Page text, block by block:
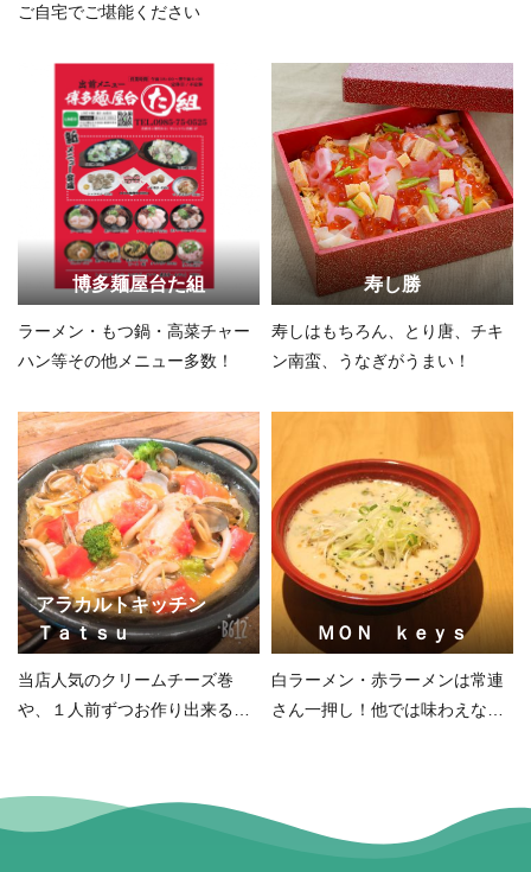
ご自宅でご堪能ください
博多麺屋台た組
ラーメン・もつ鍋・高菜チャー
ハン等その他メニュー多数！
寿し勝
寿しはもちろん、とり唐、チキ
ン南蛮、うなぎがうまい！
アラカルトキッチン
Ｔａｔｓｕ
当店人気のクリームチーズ巻
や、１人前ずつお作り出来るオ
ＭＯＮ ｋｅｙｓ
白ラーメン・赤ラーメンは常連
さん一押し！他では味わえない